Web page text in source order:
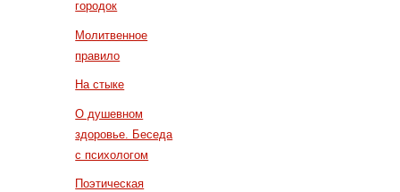
городок
Молитвенное
правило
На стыке
О душевном
здоровье. Беседа
с психологом
Поэтическая